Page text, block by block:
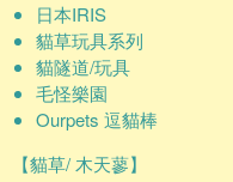
日本IRIS
貓草玩具系列
貓隧道/玩具
毛怪樂園
Ourpets 逗貓棒
【貓草/ 木天蓼】